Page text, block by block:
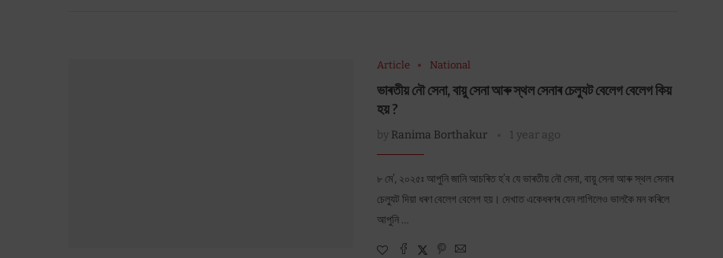
Article National
ভাৰতীয় নৌ সেনা, বায়ু সেনা আৰু স্থল সেনাৰ চেল্যুট বেলেগ বেলেগ কিয়
হয় ?
by Ranima Borthakur 1 year ago
৮ মে’, ২০২৫ঃ আপুনি জানি আচৰিত হ’ব যে ভাৰতীয় নৌ সেনা, বায়ু সেনা আৰু স্থল সেনাৰ
চেল্যুট দিয়া ধৰণ বেলেগ বেলেগ হয়। দেখাত একেধৰণৰ যেন লাগিলেও ভালকৈ মন কৰিলে
আপুনি …